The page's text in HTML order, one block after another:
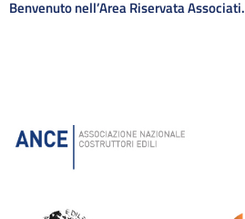
Benvenuto nell’Area Riservata Associati.